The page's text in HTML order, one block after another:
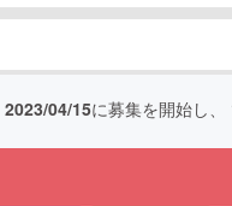
2023/04/15に募集を開始し、